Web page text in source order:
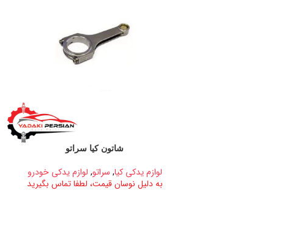
شاتون کیا سراتو
لوازم یدکی کیا, سراتو, لوازم یدکی خودرو
به دلیل نوسان قیمت، لطفا تماس بگیرید